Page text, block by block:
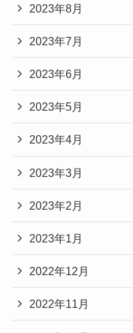
2023年8月
2023年7月
2023年6月
2023年5月
2023年4月
2023年3月
2023年2月
2023年1月
2022年12月
2022年11月